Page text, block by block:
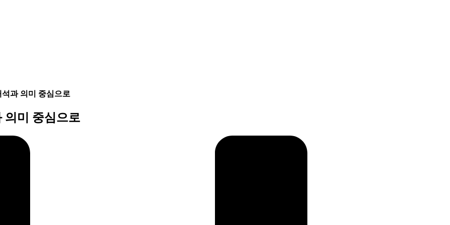
과 의미 중심으로
의미 중심으로